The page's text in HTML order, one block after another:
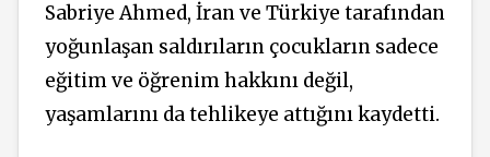
Sabriye Ahmed, İran ve Türkiye tarafından
yoğunlaşan saldırıların çocukların sadece
eğitim ve öğrenim hakkını değil,
yaşamlarını da tehlikeye attığını kaydetti.